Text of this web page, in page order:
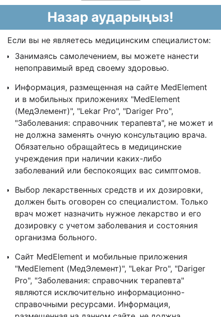
Назар аударыңыз!
Если вы не являетесь медицинским специалистом:
Занимаясь самолечением, вы можете нанести
непоправимый вред своему здоровью.
Информация, размещенная на сайте MedElement
и в мобильных приложениях "MedElement
(МедЭлемент)", "Lekar Pro", "Dariger Pro",
"Заболевания: справочник терапевта", не может и
не должна заменять очную консультацию врача.
Обязательно обращайтесь в медицинские
учреждения при наличии каких-либо
заболеваний или беспокоящих вас симптомов.
Выбор лекарственных средств и их дозировки,
должен быть оговорен со специалистом. Только
врач может назначить нужное лекарство и его
дозировку с учетом заболевания и состояния
организма больного.
Сайт MedElement и мобильные приложения
"MedElement (МедЭлемент)", "Lekar Pro", "Dariger
Pro", "Заболевания: справочник терапевта"
являются исключительно информационно-
справочными ресурсами. Информация,